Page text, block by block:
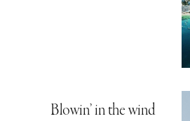
Blowin’ in the wind